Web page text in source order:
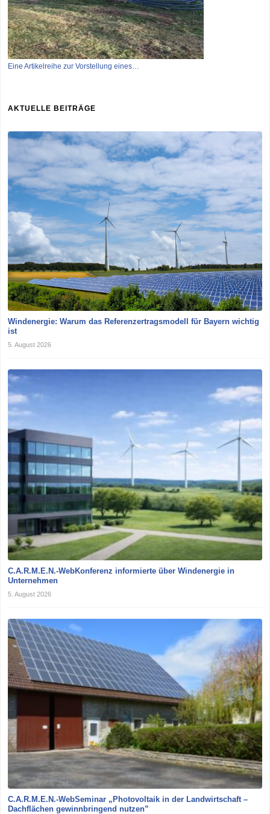
Eine Artikelreihe zur Vorstellung eines…
AKTUELLE BEITRÄGE
Windenergie: Warum das Referenzertragsmodell für Bayern wichtig
ist
5. August 2026
C.A.R.M.E.N.-WebKonferenz informierte über Windenergie in
Unternehmen
5. August 2026
C.A.R.M.E.N.-WebSeminar „Photovoltaik in der Landwirtschaft –
Dachflächen gewinnbringend nutzen”